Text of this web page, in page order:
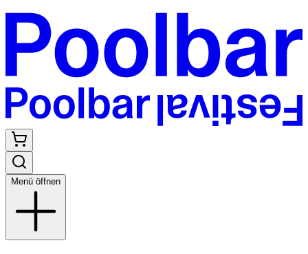
Menü öffnen